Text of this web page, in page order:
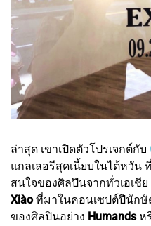
ล่าสุด เขาเปิดตัวโปรเจกต์กับ
แกลเลอรีสุดเนี้ยบในไต้หวัน
สนใจของศิลปินจากทั่วเอเชี
Xiàoที่มาในคอนเซปต์ปีนักษั
ของศิลปินอย่าง Humandsห